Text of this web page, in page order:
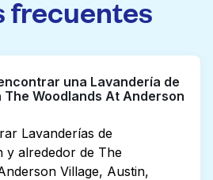
frecuentes
una Lavandería de
Woodlands At Anderson
Lavanderías de
y alrededor de The
Village, Austin,